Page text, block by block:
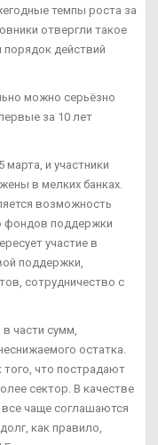
темпы роста за
отвергли такое
действий
можно серьёзно
за 10 лет
и участники
в мелких банках.
возможность
фондов поддержки
участие в
поддержки,
сотрудничество с
части сумм,
остатка.
что пострадают
сектор. В качестве
все чаще соглашаются
как правило,